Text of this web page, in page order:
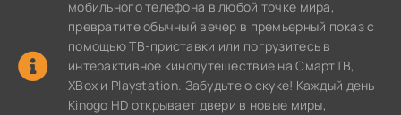
мобильного телефона в любой точке мира,
превратите обычный вечер в премьерный показ с
помощью ТВ-приставки или погрузитесь в
интерактивное кинопутешествие на СмартТВ,
XBox и Playstation. Забудьте о скуке! Каждый день
Kinogo HD открывает двери в новые миры,